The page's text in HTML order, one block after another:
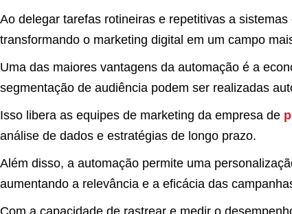
Ao delegar tarefas rotineiras e repetitivas a
transformando o marketing digital em um campo
Uma das maiores vantagens da automação é a
segmentação de audiência podem ser realizadas
Isso libera as equipes de marketing da empresa de
análise de dados e estratégias de longo prazo.
Além disso, a automação permite uma
aumentando a relevância e a eficácia das